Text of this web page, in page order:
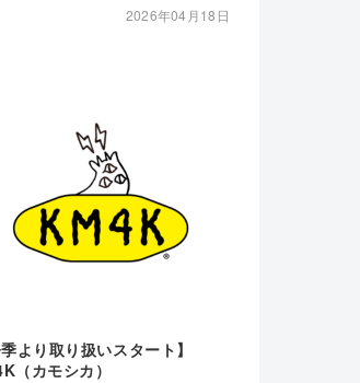
2026年04月18日
季より取り扱いスタート】
（カモシカ）